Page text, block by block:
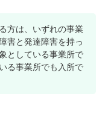
方は、いずれの事業
害と発達障害を持っ
としている事業所で
る事業所でも入所で